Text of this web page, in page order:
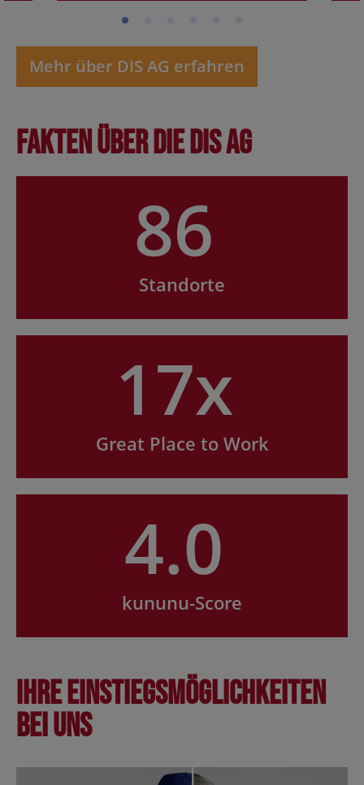
Mehr über DIS AG erfahren
Fakten über die DIS AG
86
Standorte
17x
Great Place to Work
4.0
kununu-Score
Ihre Einstiegsmöglichkeiten
bei uns